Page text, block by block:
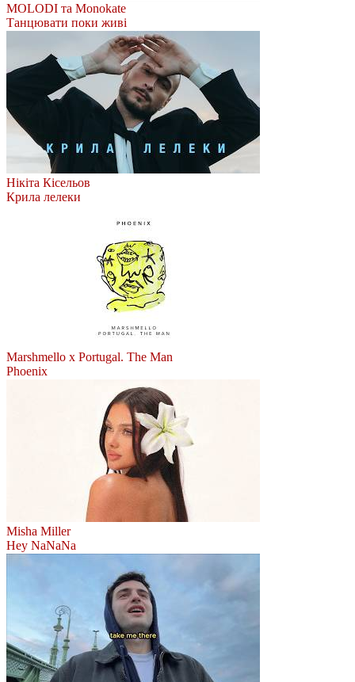
MOLODI та Monokate
Танцювати поки живі
Нікіта Кісельов
Крила лелеки
Marshmello x Portugal. The Man
Phoenix
Misha Miller
Hey NaNaNa